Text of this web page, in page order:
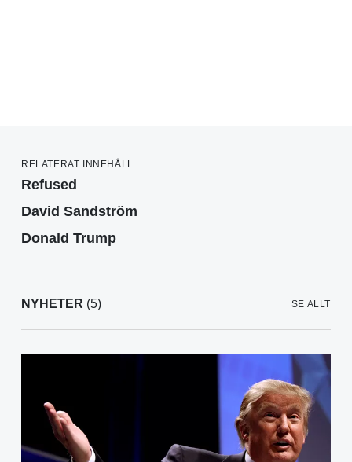
RELATERAT INNEHÅLL
Refused
David Sandström
Donald Trump
NYHETER (5) SE ALLT